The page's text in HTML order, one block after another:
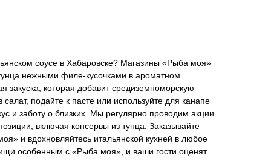
соусе в Хабаровске? Магазины «Рыба моя»
нежными филе-кусочками в ароматном
закуска, которая добавит средиземноморскую
салат, подайте к пасте или используйте для канапе
и заботу о близких. Мы регулярно проводим акции
включая консервы из тунца. Заказывайте
и вдохновляйтесь итальянской кухней в любое
особенным с «Рыба моя», и ваши гости оценят